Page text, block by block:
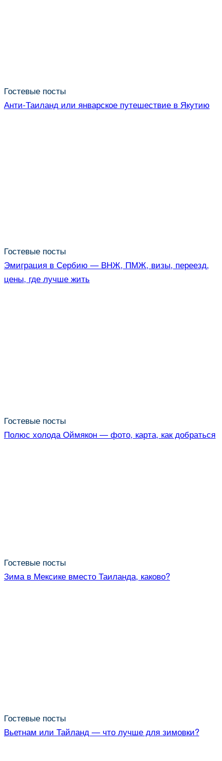
Гостевые посты
Анти-Таиланд или январское путешествие в Якутию
Гостевые посты
Эмиграция в Сербию — ВНЖ, ПМЖ, визы, переезд,
цены, где лучше жить
Гостевые посты
Полюс холода Оймякон — фото, карта, как добраться
Гостевые посты
Зима в Мексике вместо Таиланда, каково?
Гостевые посты
Вьетнам или Тайланд — что лучше для зимовки?